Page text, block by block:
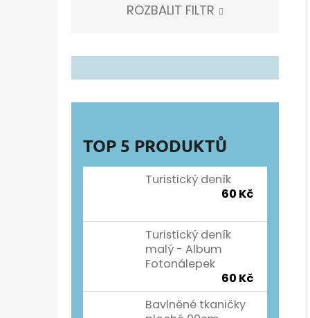
ROZBALIT FILTR
TOP 5 PRODUKTŮ
Turistický deník
60 Kč
Turistický deník
malý - Album
Fotonálepek
60 Kč
Bavlněné tkaničky